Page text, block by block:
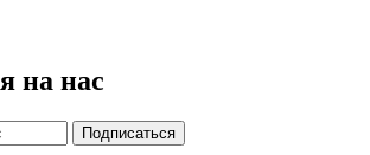
на нас